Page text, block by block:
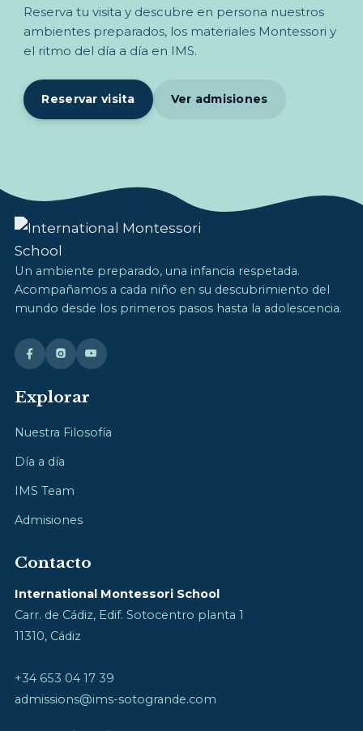
Reserva tu visita y descubre en persona nuestros
ambientes preparados, los materiales Montessori y
el ritmo del día a día en IMS.
Reservar visita Ver admisiones
Un ambiente preparado, una infancia respetada.
Acompañamos a cada niño en su descubrimiento del
mundo desde los primeros pasos hasta la adolescencia.
Explorar
Nuestra Filosofía
Día a día
IMS Team
Admisiones
Contacto
International Montessori School
Carr. de Cádiz, Edif. Sotocentro planta 1
11310, Cádiz
+34 653 04 17 39
admissions@ims-sotogrande.com